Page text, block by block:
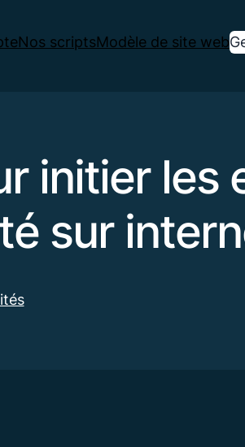
Nos scriptsModèle de site web
initier les
sur